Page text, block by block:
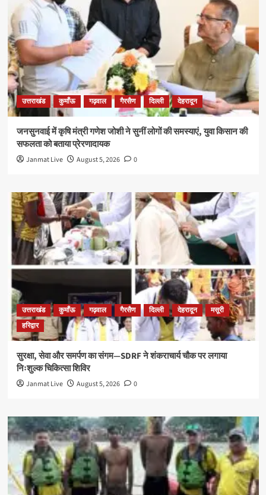
उत्तराखंड कुमाँऊ गढ़वाल गैरसैण दिल्ली देहरादून
जनसुनवाई में कृषि मंत्री गणेश जोशी ने सुनीं लोगों की समस्याएं, युवा किसान की
सफलता को बताया प्रेरणादायक
Janmat Live August 5, 2026 0
उत्तराखंड कुमाँऊ गढ़वाल गैरसैण दिल्ली देहरादून
मसूरी
हरिद्वार
सुरक्षा, सेवा और समर्पण का संगम—SDRF ने शंकराचार्य चौक पर लगाया
निःशुल्क चिकित्सा शिविर
Janmat Live August 5, 2026 0